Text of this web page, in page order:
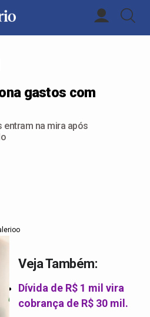
gastos com
na mira após
Veja Também:
Dívida de R$ 1 mil vira
cobrança de R$ 30 mil.